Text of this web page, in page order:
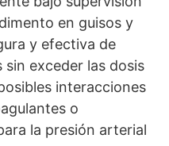
en guisos y
y efectiva de
exceder las dosis
interacciones
o
la presión arterial